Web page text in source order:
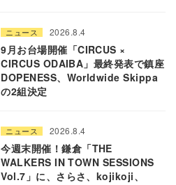
ニュース 2026.8.4
9月お台場開催「CIRCUS ×
CIRCUS ODAIBA」最終発表で鎮座
DOPENESS、Worldwide Skippa
の2組決定
ニュース 2026.8.4
今週末開催！鎌倉「THE
WALKERS IN TOWN SESSIONS
Vol.7」に、さらさ、kojikoji、